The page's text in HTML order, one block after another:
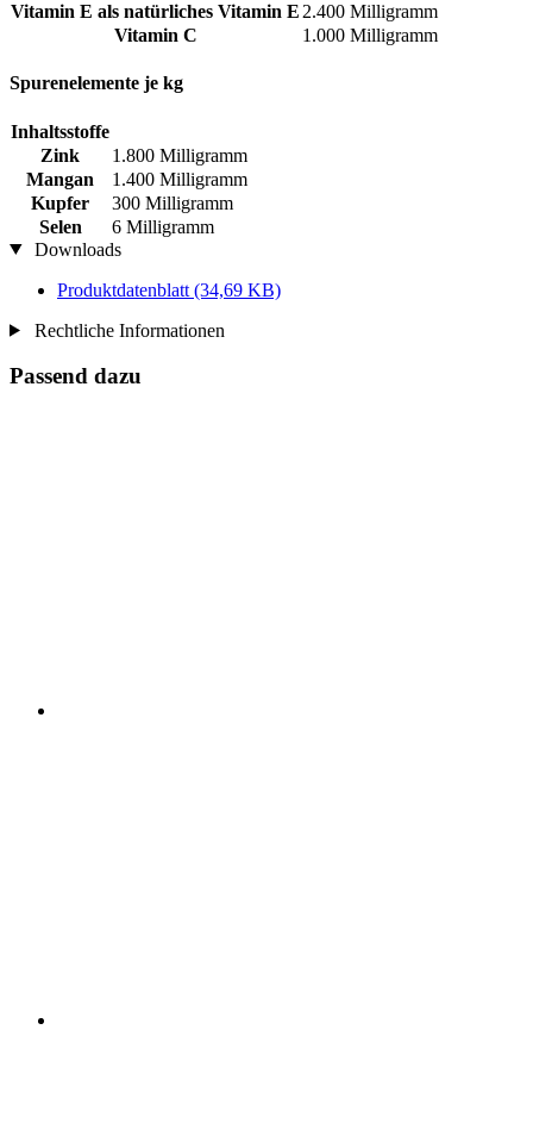
Vitamin E als natürliches Vitamin E 2.400 Milligramm
Vitamin C
1.000 Milligramm
Spurenelemente je kg
Inhaltsstoffe
Zink
1.800 Milligramm
Mangan
1.400 Milligramm
Kupfer
300 Milligramm
Selen
6 Milligramm
Downloads
Produktdatenblatt (34,69 KB)
Rechtliche Informationen
Passend dazu